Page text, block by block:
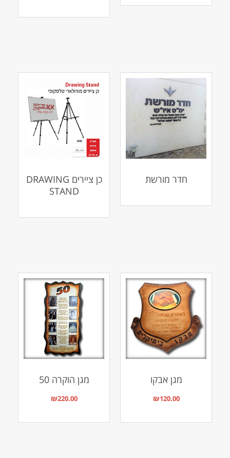
חדר מורשת
כן ציירים DRAWING
STAND
מגן אבקו
₪120.00
מגן הוקרה 50
₪220.00